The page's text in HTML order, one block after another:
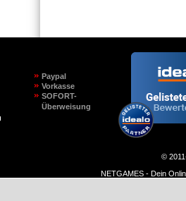
Paypal
Vorkasse
SOFORT-
Überweisung
©
NETGAMES - Dein